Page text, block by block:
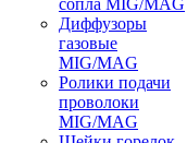
сопла MIG/MAG
Диффузоры
газовые
MIG/MAG
Ролики подачи
проволоки
MIG/MAG